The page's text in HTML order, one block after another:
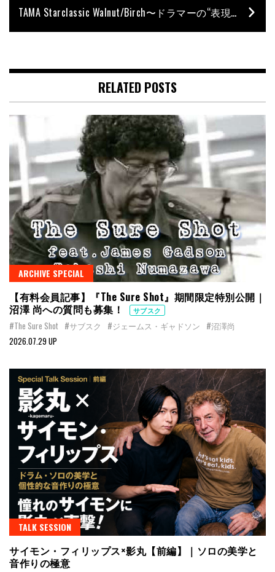
TAMA Starclassic Walnut/Birch〜ドラマーの“表現”を刺激する新時代のドラム・サウンド！〜
RELATED POSTS
ARCHIVE SPECIAL
【有料会員記事】『The Sure Shot』期間限定特別公開｜
沼澤 尚への質問も募集！
サブスク
#The Sure Shot #サブスク #ジェームス・ギャドソン #沼澤尚
2026.07.29 UP
TALK SESSION
サイモン・フィリップス×影丸【前編】｜ソロの美学と
音作りの極意